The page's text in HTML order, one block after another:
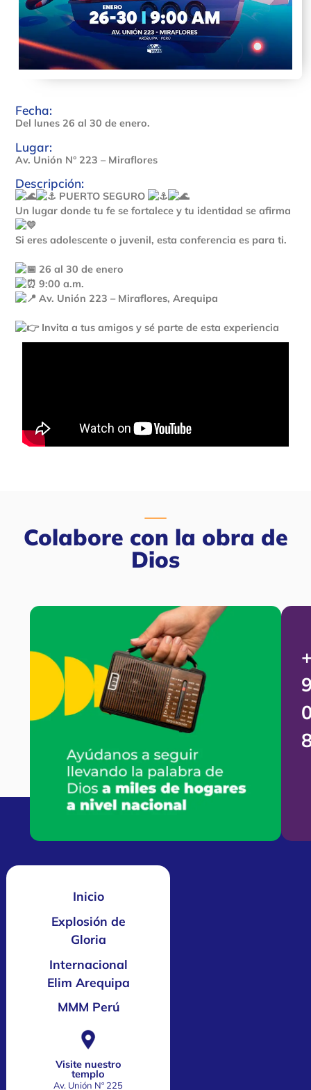
Fecha:
Del lunes 26 al 30 de enero.
Lugar:
Av. Unión N° 223 – Miraflores
Descripción:
PUERTO SEGURO
Un lugar donde tu fe se fortalece y tu identidad se afirma
Si eres adolescente o juvenil, esta conferencia es para ti.
26 al 30 de enero
9:00 a.m.
Av. Unión 223 – Miraflores, Arequipa
Invita a tus amigos y sé parte de esta experiencia
Colabore con la obra de
Dios
Inicio
Explosión de
Gloria
Internacional
Elim Arequipa
MMM Perú
Visite nuestro
templo
Av. Unión Nº 225